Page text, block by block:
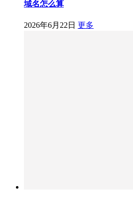
域名怎么算
2026年6月22日 更多